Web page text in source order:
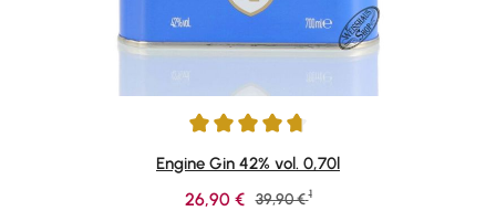
Durchschnittliche Bewertung von 4.73 von 5 Sternen
Engine Gin 42% vol. 0,70l
Verkaufspreis:
26,90 € Regulärer Preis:
39,90 € 1